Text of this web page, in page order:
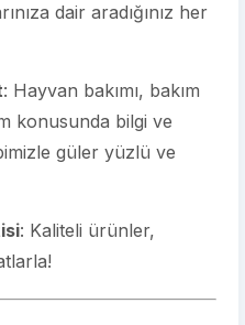
dair aradığınız her
: Hayvan bakımı, bakım
konusunda bilgi ve
güler yüzlü ve
: Kaliteli ürünler,